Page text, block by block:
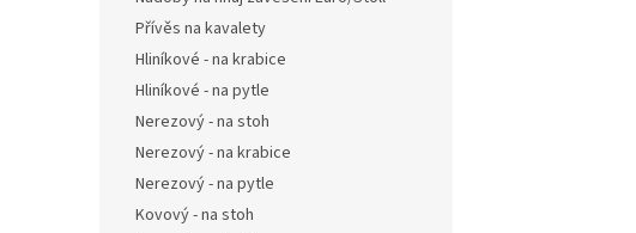
Přívěs na kavalety
Hliníkové - na krabice
Hliníkové - na pytle
Nerezový - na stoh
Nerezový - na krabice
Nerezový - na pytle
Kovový - na stoh